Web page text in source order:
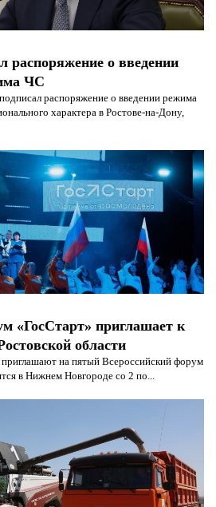
распоряжение о введении
ЧС
распоряжение о введении режима
характера в Ростове-на-Дону,
«ГосСтарт» приглашает к
области
на пятый Всероссийский форум
в Нижнем Новгороде со 2 по...